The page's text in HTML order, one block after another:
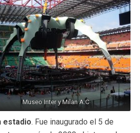
Museo Inter y Milan A.C
estadio. Fue inaugurado el 5 de